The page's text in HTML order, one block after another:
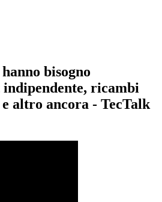
bisogno
ricambi
altro ancora - TecTalk